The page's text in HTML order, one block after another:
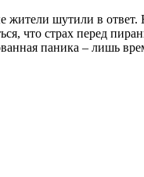
шутили в ответ.
что страх перед
паника – лишь